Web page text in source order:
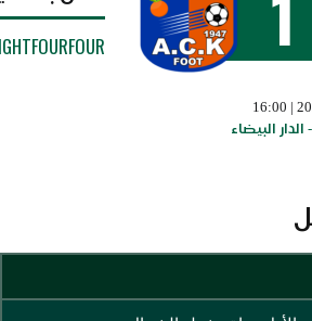
البيضاء